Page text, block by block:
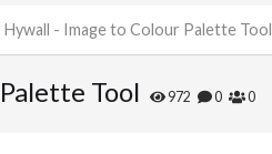
Hywall - Image to Colour Palette Tool
Tool 972 0 0